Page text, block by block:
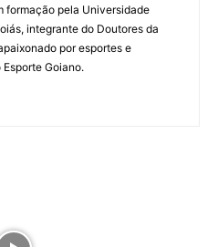
formação pela Universidade
integrante do Doutores da
por esportes e
Goiano.